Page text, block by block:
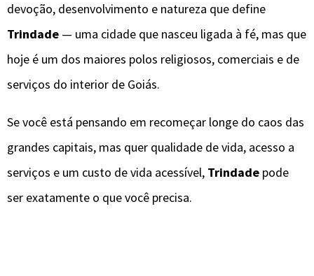
devoção, desenvolvimento e natureza que define
Trindade — uma cidade que nasceu ligada à fé, mas que
hoje é um dos maiores polos religiosos, comerciais e de
serviços do interior de Goiás.
Se você está pensando em recomeçar longe do caos das
grandes capitais, mas quer qualidade de vida, acesso a
serviços e um custo de vida acessível, Trindade pode
ser exatamente o que você precisa.